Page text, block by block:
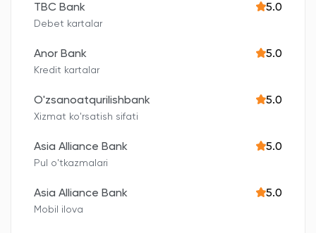
TBC Bank 5.0
Debet kartalar
Anor Bank 5.0
Kredit kartalar
O'zsanoatqurilishbank 5.0
Xizmat ko'rsatish sifati
Asia Alliance Bank 5.0
Pul o'tkazmalari
Asia Alliance Bank 5.0
Mobil ilova